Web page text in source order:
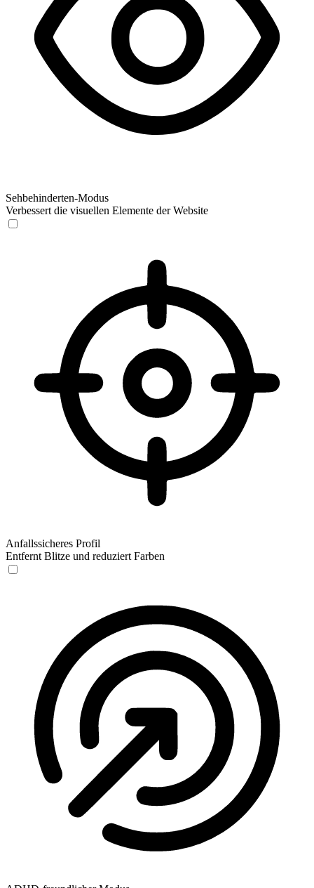
Sehbehinderten-Modus
Verbessert die visuellen Elemente der Website
Anfallssicheres Profil
Entfernt Blitze und reduziert Farben